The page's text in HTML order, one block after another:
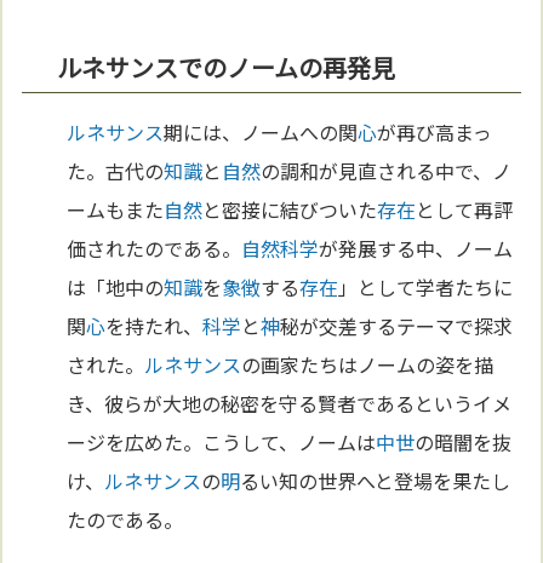
ルネサンスでのノームの再発見
ルネサンス期には、ノームへの関心が再び高まっ
た。古代の知識と 自然の調和が見直される中で、ノ
ームもまた自然と密接に結びついた存在として再評
価されたのである。 自然科学が発展する中、ノーム
は「地中の知識を象徴する存在 」として学者たちに
関心を持たれ、科学と神秘が交差するテーマで探求
された。 ルネサンスの画家たちはノームの姿を描
き、彼らが大地の秘密を守る賢者であるというイメ
ージを広めた。こうして、ノームは中世の暗闇を抜
け、 ルネサンスの明るい知の世界へと登場を果たし
たのである。